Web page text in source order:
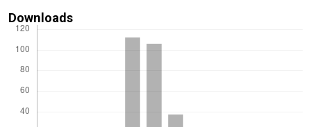
Downloads